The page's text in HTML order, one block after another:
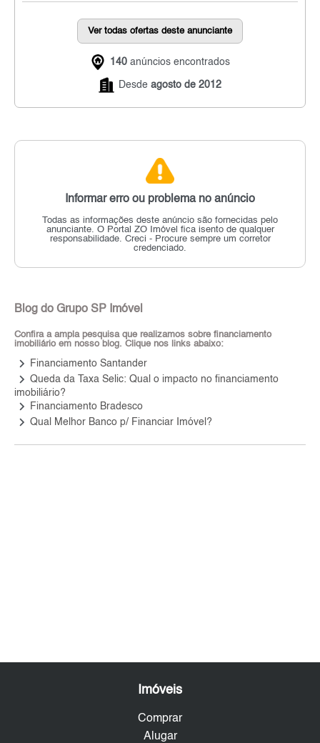
Ver todas ofertas deste anunciante
140 anúncios encontrados
Desde agosto de 2012
Informar erro ou problema no anúncio
Todas as informações deste anúncio são fornecidas pelo
anunciante. O Portal ZO Imóvel fica isento de qualquer
responsabilidade. Creci - Procure sempre um corretor
credenciado.
Blog do Grupo SP Imóvel
Confira a ampla pesquisa que realizamos sobre financiamento
imobiliário em nosso blog. Clique nos links abaixo:
keyboard_arrow_right Financiamento Santander
keyboard_arrow_right Queda da Taxa Selic: Qual o impacto no financiamento
imobiliário?
keyboard_arrow_right Financiamento Bradesco
keyboard_arrow_right Qual Melhor Banco p/ Financiar Imóvel?
Imóveis
Comprar
Alugar